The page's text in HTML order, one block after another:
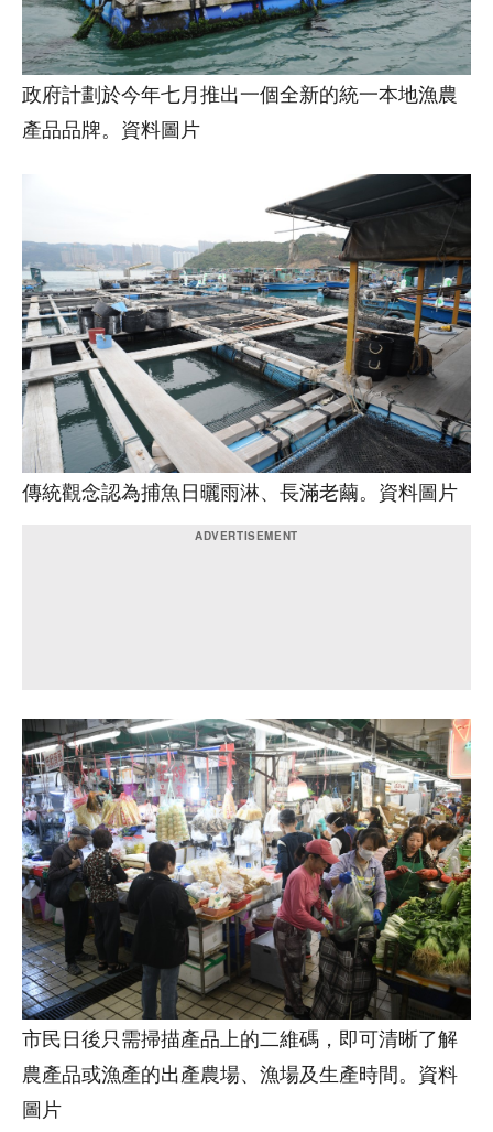
政府計劃於今年七月推出一個全新的統一本地漁農
產品品牌。資料圖片
傳統觀念認為捕魚日曬雨淋、長滿老繭。資料圖片
市民日後只需掃描產品上的二維碼，即可清晰了解
農產品或漁產的出產農場、漁場及生產時間。資料
圖片